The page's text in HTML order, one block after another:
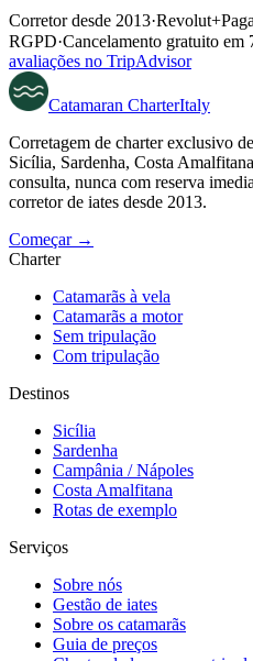
Corretor desde 2013·Revolut+
RGPD·Cancelamento gratuito em
avaliações no TripAdvisor
Catamaran CharterItaly
Corretagem de charter exclusivo
Sicília, Sardenha, Costa
consulta, nunca com reserva
corretor de iates desde 2013.
Começar →
Charter
Catamarãs à vela
Catamarãs a motor
Sem tripulação
Com tripulação
Destinos
Sicília
Sardenha
Campânia / Nápoles
Costa Amalfitana
Rotas de exemplo
Serviços
Sobre nós
Gestão de iates
Sobre os catamarãs
Guia de preços